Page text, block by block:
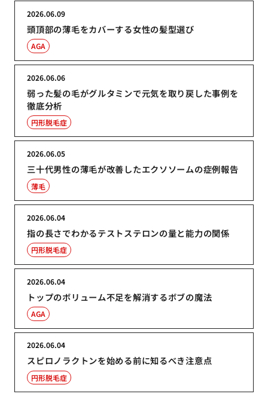
頭頂部の薄毛をカバーする女性の髪型選び
2026.06.09
AGA
弱った髪の毛がグルタミンで元気を取り戻した事例を
徹底分析
2026.06.06
円形脱毛症
三十代男性の薄毛が改善したエクソソームの症例報告
2026.06.05
薄毛
指の長さでわかるテストステロンの量と能力の関係
2026.06.04
円形脱毛症
トップのボリューム不足を解消するボブの魔法
2026.06.04
AGA
スピロノラクトンを始める前に知るべき注意点
2026.06.04
円形脱毛症